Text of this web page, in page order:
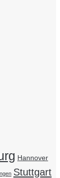
Hannover
Stuttgart